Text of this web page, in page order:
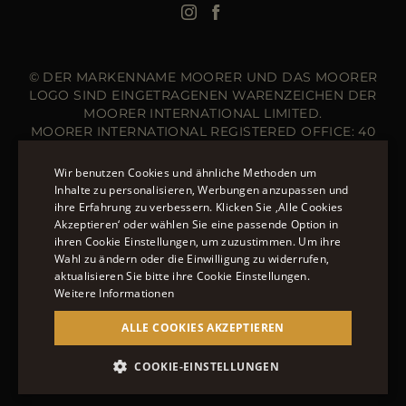
© DER MARKENNAME MOORER UND DAS MOORER
LOGO SIND EINGETRAGENEN WARENZEICHEN DER
MOORER INTERNATIONAL LIMITED.
MOORER INTERNATIONAL REGISTERED OFFICE: 40
KINGDOM. COMPANY REGISTRATION NUMBER: 141015
WEBSITE VERWALTET VON DER THE LEVEL GROUP
S.R.L
ÜBER 20 MÖGLICHKEITEN, AUF MOORER.EU ZU
BEZAHLEN.ERFAHREN SIE MEHR ÜBER DIE
ZAHLUNGSMÖGLICHKEITEN, DIE IHNEN ZUR
VERFÜGUNG STEHEN.
ENGLISH
ITALIAN
FRENCH
CHINESE (SIMPLIFIED)
SPANISH
Wir benutzen Cookies und ähnliche Methoden um
Inhalte zu personalisieren, Werbungen anzupassen und
ihre Erfahrung zu verbessern. Klicken Sie ‚Alle Cookies
Akzeptieren‘ oder wählen Sie eine passende Option in
ihren Cookie Einstellungen, um zuzustimmen. Um ihre
Wahl zu ändern oder die Einwilligung zu widerrufen,
aktualisieren Sie bitte ihre Cookie Einstellungen.
Weitere Informationen
ALLE COOKIES AKZEPTIEREN
COOKIE-EINSTELLUNGEN